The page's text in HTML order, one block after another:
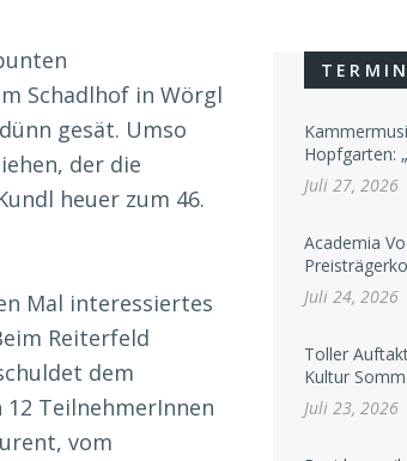
Schadlhof in Wörgl
gesät. Umso
der die
heuer zum 46.
Mal interessiertes
Reiterfeld
dem
TeilnehmerInnen
vom
Hopfgarten:
Juli 27, 2026
Academia
Juli 24, 2026
Toller
Kultur
Juli 23, 2026